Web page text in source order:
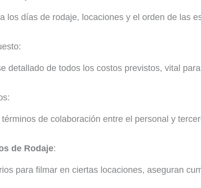
los días de rodaje, locaciones y el orden de las
detallado de todos los costos previstos, vital
términos de colaboración entre el personal y
de Rodaje:
para filmar en ciertas locaciones, aseguran